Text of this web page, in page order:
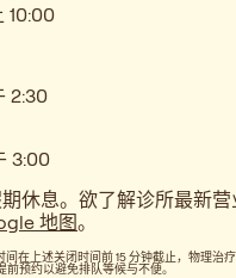
10:00
2:30
3:00
休息。欲了解诊所最新
地图。
在上述关闭时间前 15 分钟截止，物理治
预约以避免排队等候与不便。